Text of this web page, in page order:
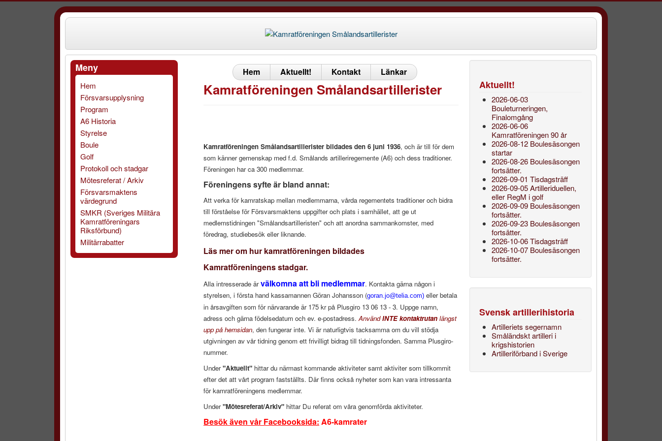
Hem Aktuellt! Kontakt Länkar
Meny
Hem
Försvarsupplysning
Program
A6 Historia
Styrelse
Boule
Golf
Protokoll och stadgar
Mötesreferat / Arkiv
Försvarsmaktens
värdegrund
SMKR (Sveriges Militära
Kamratföreningars
Riksförbund)
Militärrabatter
Kamratföreningen Smålandsartillerister
Kamratföreningen Smålandsartillerister bildades den 6 juni 1936, och är till för dem
som känner gemenskap med f.d. Smålands artilleriregemente (A6) och dess traditioner.
Föreningen har ca 300 medlemmar.
Föreningens syfte är bland annat:
Att verka för kamratskap mellan medlemmarna, vårda regementets traditioner och bidra
till förståelse för Försvarsmaktens uppgifter och plats i samhället, att ge ut
medlemstidningen "Smålandsartilleristen" och att anordna sammankomster, med
föredrag, studiebesök eller liknande.
Läs mer om hur kamratföreningen bildades
Kamratföreningens stadgar.
Alla intresserade ärvälkomna att bli medlemmar. Kontakta gärna någon i
styrelsen, i första hand kassamannen Göran Johansson (
) eller betala
in årsavgiften som för närvarande är 175 kr på Plusgiro 13 06 13 - 3. Uppge namn,
adress och gärna födelsedatum och ev. e-postadress.AnvändINTE kontaktrutan längst
upp på hemsidan, den fungerar inte. Vi är naturligtvis tacksamma om du vill stödja
utgivningen av vår tidning genom ett frivilligt bidrag till tidningsfonden. Samma Plusgiro-
nummer.
Under"Aktuellt" hittar du närmast kommande aktiviteter samt aktiviter som tillkommit
efter det att vårt program fastställts. Där finns också nyheter som kan vara intressanta
för kamratföreningens medlemmar.
Under"Mötesreferat/Arkiv" hittar Du referat om våra genomförda aktiviteter.
Besök även vår Facebooksida: A6-kamrater
Aktuellt!
2026-06-03
Bouleturneringen,
Finalomgång
2026-06-06
Kamratföreningen 90 år
2026-08-12 Boulesäsongen
startar
2026-08-26 Boulesäsongen
fortsätter.
2026-09-01 Tisdagsträff
2026-09-05 Artilleriduellen,
eller RegM i golf
2026-09-09 Boulesäsongen
fortsätter.
2026-09-23 Boulesäsongen
fortsätter.
2026-10-06 Tisdagsträff
2026-10-07 Boulesäsongen
fortsätter.
Svensk artillerihistoria
Artilleriets segernamn
Småländskt artilleri i
krigshistorien
Artilleriförband i Sverige